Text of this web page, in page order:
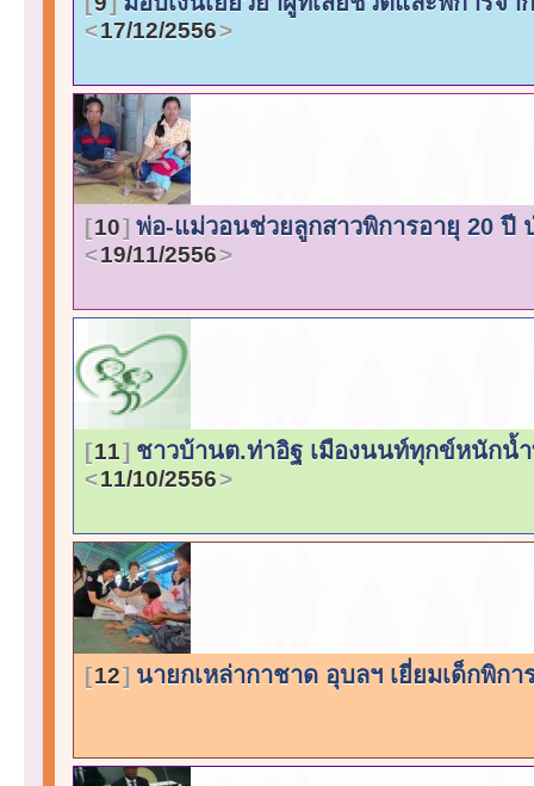
17/12/2556
10 พ่อ-แม่วอนช่วยลูกสาวพิการอายุ 20
19/11/2556
11 ชาวบ้านต.ท่าอิฐ เมืองนนท์ทุกข์หนักน้
11/10/2556
12 นายกเหล่ากาชาด อุบลฯ เยี่ยมเด็กพิก